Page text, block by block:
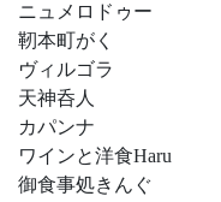
ニュメロドゥー
靭本町がく
ヴィルゴラ
天神呑人
カパンナ
ワインと洋食Haru
御食事処きんぐ